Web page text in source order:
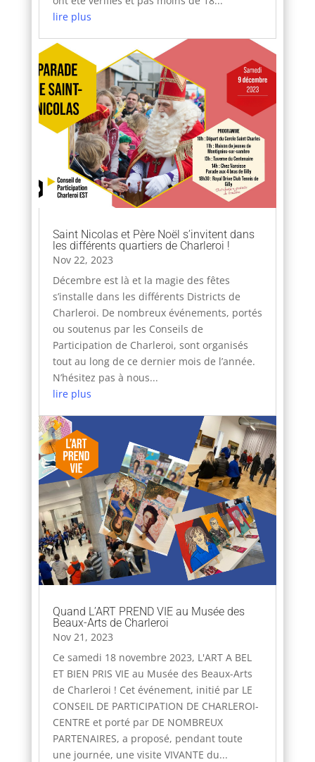
lire plus
Saint Nicolas et Père Noël s’invitent dans
les différents quartiers de Charleroi !
Nov 22, 2023
Décembre est là et la magie des fêtes
s’installe dans les différents Districts de
Charleroi. De nombreux événements, portés
ou soutenus par les Conseils de
Participation de Charleroi, sont organisés
tout au long de ce dernier mois de l’année.
N’hésitez pas à nous...
lire plus
Quand L’ART PREND VIE au Musée des
Beaux-Arts de Charleroi
Nov 21, 2023
Ce samedi 18 novembre 2023, L'ART A BEL
ET BIEN PRIS VIE au Musée des Beaux-Arts
de Charleroi ! Cet événement, initié par LE
CONSEIL DE PARTICIPATION DE CHARLEROI-
CENTRE et porté par DE NOMBREUX
PARTENAIRES, a proposé, pendant toute
une journée, une visite VIVANTE du...